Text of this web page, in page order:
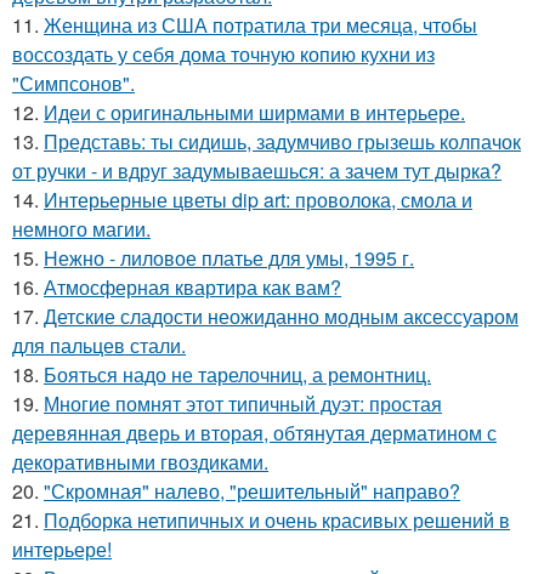
11. Женщина из США потратила три месяца, чтобы
воссоздать у себя дома точную копию кухни из
"Симпсонов".
12. Идеи с оригинальными ширмами в интерьере.
13. Представь: ты сидишь, задумчиво грызешь колпачок
от ручки - и вдруг задумываешься: а зачем тут дырка?
14. Интерьерные цветы dip art: проволока, смола и
немного магии.
15. Нежно - лиловое платье для умы, 1995 г.
16. Атмосферная квартира как вам?
17. Детские сладости неожиданно модным аксессуаром
для пальцев стали.
18. Бояться надо не тарелочниц, а ремонтниц.
19. Многие помнят этот типичный дуэт: простая
деревянная дверь и вторая, обтянутая дерматином с
декоративными гвоздиками.
20. "Скромная" налево, "решительный" направо?
21. Подборка нетипичных и очень красивых решений в
интерьере!